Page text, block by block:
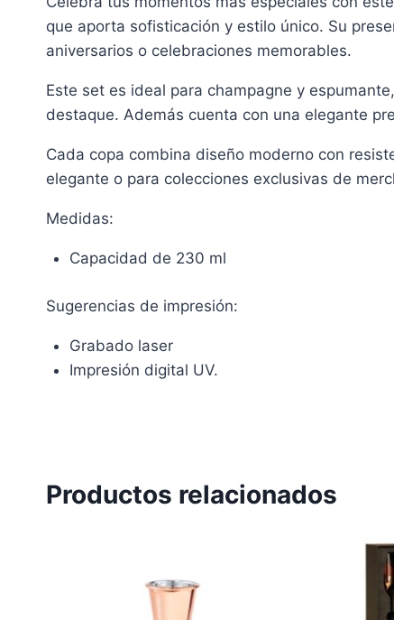
que aporta sofisticación y estilo único. Su
aniversarios o celebraciones memorables.
Este set es ideal para champagne y
destaque. Además cuenta con una elegante
Cada copa combina diseño moderno con
elegante o para colecciones exclusivas de
Medidas:
Capacidad de 230 ml
Sugerencias de impresión:
Grabado laser
Impresión digital UV.
Productos relacionados